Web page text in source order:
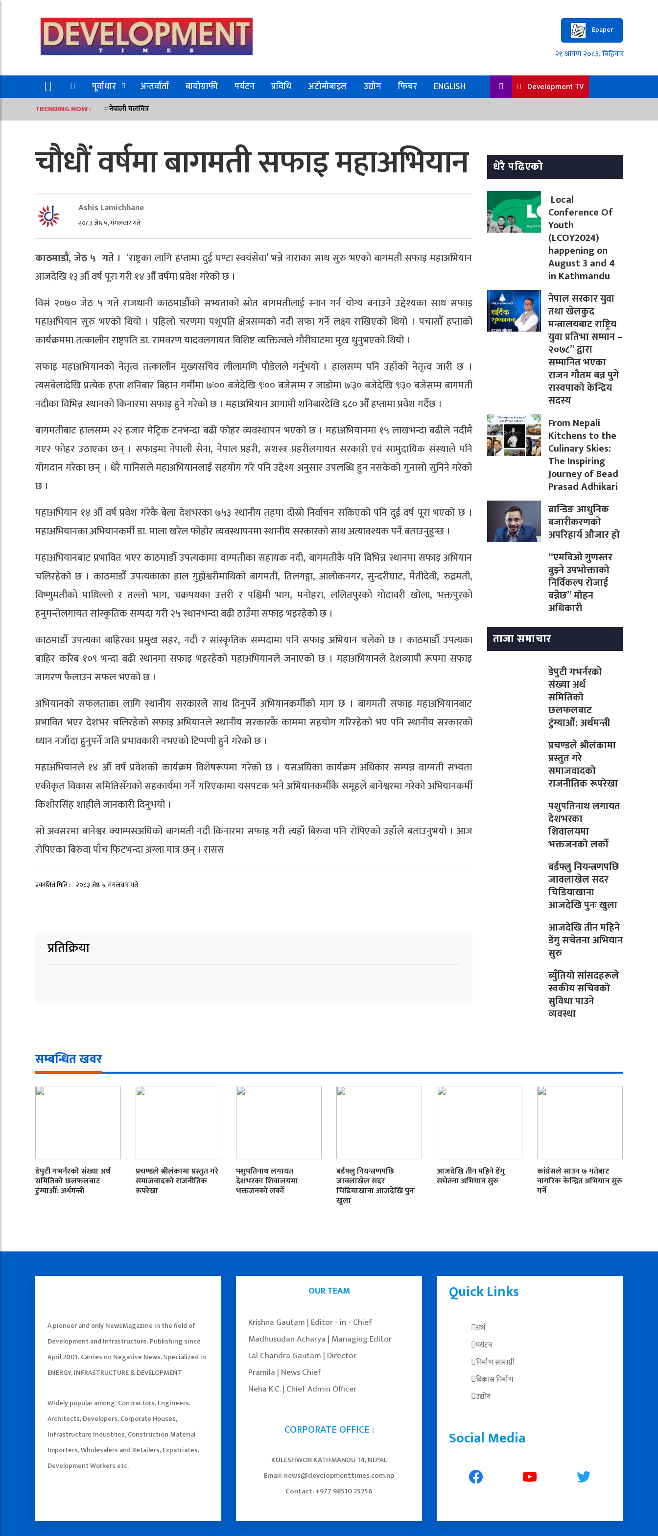
Epaper
पूर्वाधार अन्तर्वार्ता बायोग्राफी पर्यटन प्रविधि अटोमोबाइल उद्योग फिचर ENGLISH Development TV
TRENDING NOW : नेपाली चलचित्र
चौधौं वर्षमा बागमती सफाइ महाअभियान
Ashis Lamichhane
२०८३ जेष्ठ ५, मंगलवार गते
काठमाडौँ, जेठ ५ गते । ‘राष्ट्रका लागि हप्तामा दुई घण्टा स्वयंसेवा’ भन्ने नाराका साथ सुरु भएको बागमती सफाइ महाअभियान
आजदेखि १३ औँ वर्ष पूरा गरी १४ औँ वर्षमा प्रवेश गरेको छ ।
विसं २०७० जेठ ५ गते राजधानी काठमाडौँको सभ्यताको स्रोत बागमतीलाई स्नान गर्न योग्य बनाउने उद्देश्यका साथ सफाइ
महाअभियान सुरु भएको थियो । पहिलो चरणमा पशुपति क्षेत्रसम्मको नदी सफा गर्ने लक्ष्य राखिएको थियो । पचासौँ हप्ताको
कार्यक्रममा तत्कालीन राष्ट्रपति डा. रामवरण यादवलगायत विशिष्ट व्यक्तित्वले गौरीघाटमा मुख धुनुभएको थियो ।
सफाइ महाअभियानको नेतृत्व तत्कालीन मुख्यसचिव लीलामणि पौडेलले गर्नुभयो । हालसम्म पनि उहाँको नेतृत्व जारी छ ।
त्यसबेलादेखि प्रत्येक हप्ता शनिबार बिहान गर्मीमा ७ः०० बजेदेखि ९ः०० बजेसम्म र जाडोमा ७ः३० बजेदेखि ९ः३० बजेसम्म बागमती
नदीका विभिन्न स्थानको किनारमा सफाइ हुने गरेको छ । महाअभियान आगामी शनिबारदेखि ६८० औँ हप्तामा प्रवेश गर्दैछ ।
बागमतीबाट हालसम्म २२ हजार मेट्रिक टनभन्दा बढी फोहर व्यवस्थापन भएको छ । महाअभियानमा १५ लाखभन्दा बढीले नदीमै
गएर फोहर उठाएका छन् । सफाइमा नेपाली सेना, नेपाल प्रहरी, सशस्त्र प्रहरीलगायत सरकारी एवं सामुदायिक संस्थाले पनि
योगदान गरेका छन् । धेरै मानिसले महाअभियानलाई सहयोग गरे पनि उद्देश्य अनुसार उपलब्धि हुन नसकेको गुनासो सुनिने गरेको
छ ।
महाअभियान १४ औँ वर्ष प्रवेश गरेकै बेला देशभरका ७५३ स्थानीय तहमा दोस्रो निर्वाचन सकिएको पनि दुई वर्ष पूरा भएको छ ।
महाअभियानका अभियानकर्मी डा. माला खरेल फोहाेर व्यवस्थापनमा स्थानीय सरकारको साथ अत्यावश्यक पर्ने बताउनुहुन्छ ।
महाअभियानबाट प्रभावित भएर काठमाडौँ उपत्यकामा वाग्मतीका सहायक नदी, बागमतीकै पनि विभिन्न स्थानमा सफाइ अभियान
चलिरहेको छ । काठमाडौँ उपत्यकाका हाल गुह्येश्वरीमाथिको बागमती, तिलगङ्गा, आलोकनगर, सुन्दरीघाट, मैतीदेवी, रुद्रमती,
विष्णुमतीको माथिल्लो र तल्लो भाग, चक्रपथका उत्तरी र पश्चिमी भाग, मनोहरा, ललितपुरको गोदावरी खोला, भक्तपुरको
हनुमन्तेलगायत सांस्कृतिक सम्पदा गरी २५ स्थानभन्दा बढी ठाउँमा सफाइ भइरहेको छ ।
काठमाडौँ उपत्यका बाहिरका प्रमुख सहर, नदी र सांस्कृतिक सम्पदामा पनि सफाइ अभियान चलेको छ । काठमाडौँ उपत्यका
बाहिर करिब १०९ भन्दा बढी स्थानमा सफाइ भइरहेको महाअभियानले जनाएको छ । महाअभियानले देशव्यापी रूपमा सफाइ
जागरण फैलाउन सफल भएको छ ।
अभियानको सफलताका लागि स्थानीय सरकारले साथ दिनुपर्ने अभियानकर्मीको माग छ । बागमती सफाइ महाअभियानबाट
प्रभावित भएर देशभर चलिरहेको सफाइ अभियानले स्थानीय सरकारकै काममा सहयोग गरिरहेको भए पनि स्थानीय सरकारको
ध्यान नजाँदा हुनुपर्ने जति प्रभावकारी नभएको टिप्पणी हुने गरेको छ ।
महाअभियानले १४ औँ वर्ष प्रवेशको कार्यक्रम विशेषरूपमा गरेको छ । यसअघिका कार्यक्रम अधिकार सम्पन्न वाग्मती सभ्यता
एकीकृत विकास समितिसँगको सहकार्यमा गर्ने गरिएकामा यसपटक भने अभियानकर्मीकै समूहले बानेश्वरमा गरेको अभियानकर्मी
किशोरसिंह शाहीले जानकारी दिनुभयो ।
सो अवसरमा बानेश्वर क्याम्पसअघिको बागमती नदी किनारमा सफाइ गरी त्यहाँ बिरुवा पनि रोपिएको उहाँले बताउनुभयो । आज
रोपिएका बिरुवा पाँच फिटभन्दा अग्ला मात्र छन् । रासस
प्रकाशित मिति : २०८३ जेष्ठ ५, मंगलवार गते
प्रतिक्रिया
धेरै पढिएको
Local
Conference Of
Youth
(LCOY2024)
happening on
August 3 and 4
in Kathmandu
नेपाल सरकार युवा
तथा खेलकुद
मन्त्रालयबाट राष्ट्रिय
युवा प्रतिभा सम्मान –
२०७८” द्वारा
सम्मानित भएका
राजन गौतम बन्न पुगे
रास्वपाको केन्द्रिय
सदस्य
From Nepali
Kitchens to the
Culinary Skies:
The Inspiring
Journey of Bead
Prasad Adhikari
ब्रान्डिङ आधुनिक
बजारीकरणको
अपरिहार्य औजार हो
“एमविओ गुणस्तर
बुझ्ने उपभोक्ताको
निर्विकल्प रोजाई
बन्नेछ” मोहन
अधिकारी
ताजा समाचार
डेपुटी गभर्नरको
संख्या अर्थ
समितिको
छलफलबाट
टुंग्याऔं: अर्थमन्त्री
प्रचण्डले श्रीलंकामा
प्रस्तुत गरे
समाजवादको
राजनीतिक रूपरेखा
पशुपतिनाथ लगायत
देशभरका
शिवालयमा
भक्तजनको लर्को
बर्डफ्लु नियन्त्रणपछि
जावलाखेल सदर
चिडियाखाना
आजदेखि पुनः खुला
आजदेखि तीन महिने
डेंगु सचेतना अभियान
सुरु
ब्युँतियो सांसदहरूले
स्वकीय सचिवको
सुविधा पाउने
व्यवस्था
सम्बन्धित खवर
डेपुटी गभर्नरको संख्या अर्थ
समितिको छलफलबाट
टुंग्याऔं: अर्थमन्त्री
प्रचण्डले श्रीलंकामा प्रस्तुत गरे
समाजवादको राजनीतिक
रूपरेखा
पशुपतिनाथ लगायत
देशभरका शिवालयमा
भक्तजनको लर्को
बर्डफ्लु नियन्त्रणपछि
जावलाखेल सदर
चिडियाखाना आजदेखि पुनः
खुला
आजदेखि तीन महिने डेंगु
सचेतना अभियान सुरु
कांग्रेसले साउन ७ गतेबाट
नागरिक केन्द्रित अभियान सुरु
गर्ने
A pioneer and only NewsMagazine in the field of
Development and Infrastructure. Publishing since
April 2001. Carries no Negative News. Specialized in
ENERGY, INFRASTRUCTURE & DEVELOPMENT
Widely popular among: Contractors, Engineers,
Architects, Developers, Corporate Houses,
Infrastructure Industries, Construction Material
Importers, Wholesalers and Retailers, Expatriates,
Development Workers etc.
OUR TEAM
Krishna Gautam | Editor - in - Chief
Madhusudan Acharya | Managing Editor
Lal Chandra Gautam | Director
Pramila | News Chief
Neha K.C. | Chief Admin Officer
CORPORATE OFFICE :
KULESHWOR KATHMANDU 14, NEPAL
Email: news@developmenttimes.com.np
Contact: +977 98510 25256
Quick Links
अर्थ
पर्यटन
निर्माण सामाग्री
विकास निर्माण
उद्योग
Social Media
Facebook YouTube